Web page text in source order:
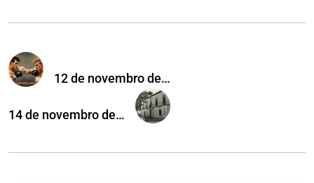
12 de novembro de…
14 de novembro de…